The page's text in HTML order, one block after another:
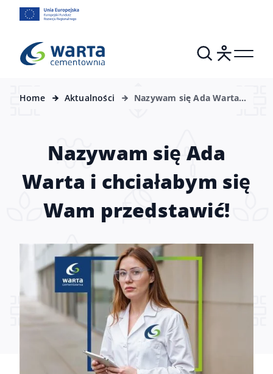
Home Aktualności
Nazywam się Ada Warta i
Nazywam się Ada
Warta i chciałabym się
Wam przedstawić!